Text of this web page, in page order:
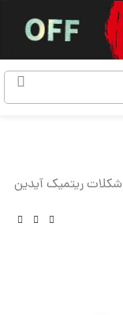
شکلات ریتمیک آیدین